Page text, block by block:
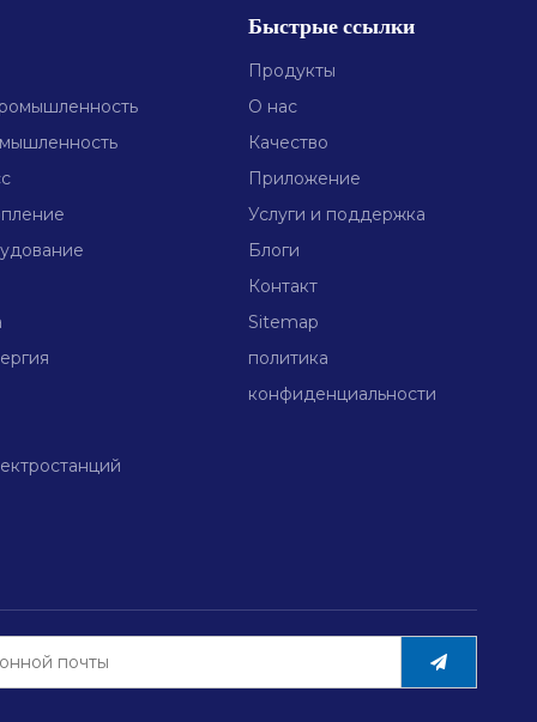
Быстрые ссылки
Продукты
О нас
Качество
Приложение
Услуги и поддержка
Блоги
Контакт
Sitemap
политика
конфиденциальности